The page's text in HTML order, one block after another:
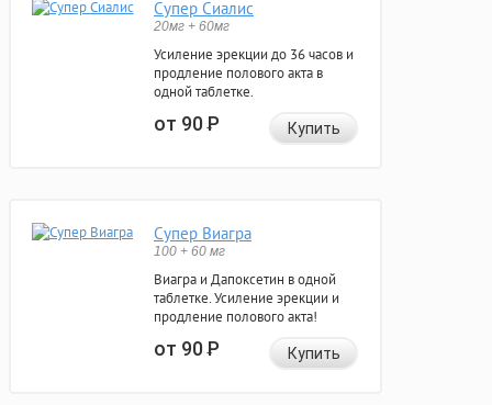
Супер Сиалис
20мг + 60мг
Усиление эрекции до 36 часов и
продление полового акта в
одной таблетке.
от 90Р Купить
Супер Виагра
100 + 60 мг
Виагра и Дапоксетин в одной
таблетке. Усиление эрекции и
продление полового акта!
от 90Р Купить